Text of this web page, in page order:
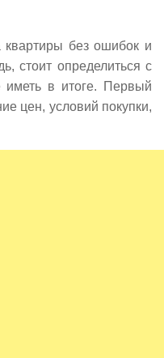
без ошибок и
стоит определиться с
иметь в итоге. Первый
цен, условий покупки,